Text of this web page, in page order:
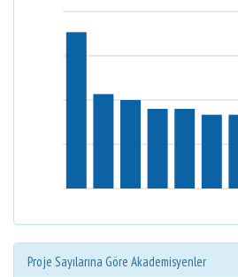
Proje Sayılarına Göre Akademisyenler